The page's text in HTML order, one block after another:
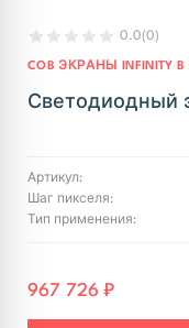
0.0(0)
COB ЭКРАНЫ INFINITY
Светодиодный
Артикул:
Шаг пикселя:
Тип применения:
967 726 ₽